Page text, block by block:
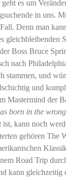
es um
in uns.
Denn man
gleichbleibenden
Boss Bruce
nach
stammen, und
und
Mastermind der
born in the
ist, kann noch
gehören The
Road Trip
kann gleichzeitig